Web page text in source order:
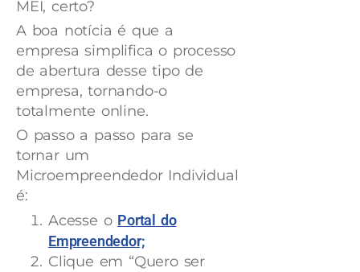
MEI, certo?
A boa notícia é que a
empresa simplifica o processo
de abertura desse tipo de
empresa, tornando-o
totalmente online.
O passo a passo para se
tornar um
Microempreendedor Individual
é:
Acesse o Portal do
Empreendedor;
Clique em “Quero ser